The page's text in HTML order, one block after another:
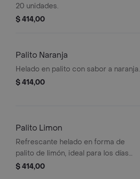
20 unidades.
$ 414,00
Palito Naranja
Helado en palito con sabor a naranja.
$ 414,00
Palito Limon
Refrescante helado en forma de
palito de limón, ideal para los días
calurosos. Presentación de 20
$ 414,00